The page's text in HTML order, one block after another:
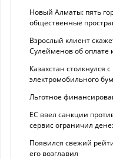
Новый Алматы: пять
общественные
Взрослый клиент
Сулейменов об оплате
Казахстан столкнулся
электромобильного
Льготное
ЕС ввел санкции
сервис ограничил
Появился свежий
его возглавил